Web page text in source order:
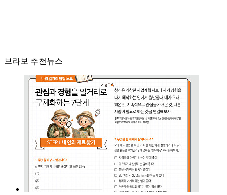
브라보 추천뉴스